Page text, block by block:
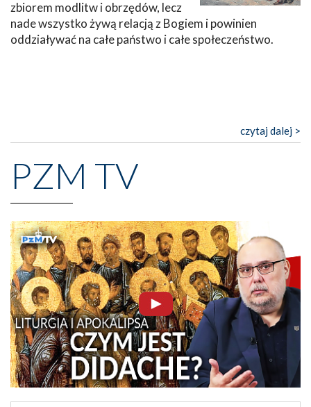
zbiorem modlitw i obrzędów, lecz
nade wszystko żywą relacją z Bogiem i powinien
oddziaływać na całe państwo i całe społeczeństwo.
czytaj dalej >
PZM TV